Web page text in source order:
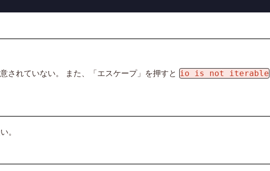
されていない。 また、「エスケープ」を押すと io is not iterable
。